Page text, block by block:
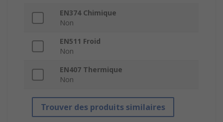
EN374 Chimique
Non
EN511 Froid
Non
EN407 Thermique
Non
Trouver des produits similaires